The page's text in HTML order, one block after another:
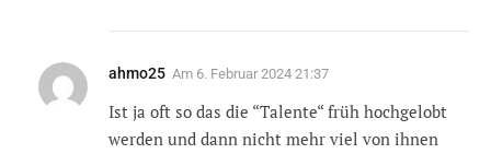
ahmo25 Am 6. Februar 2024 21:37
Ist ja oft so das die “Talente“ früh hochgelobt
werden und dann nicht mehr viel von ihnen